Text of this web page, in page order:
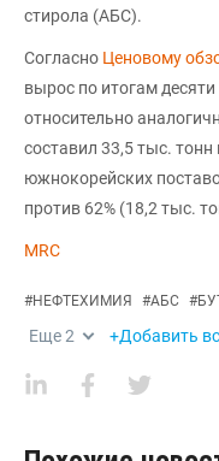
стирола (АБС).
Согласно Ценовому
вырос по итогам
относительно
составил 33,5 тыс.
южнокорейских
против 62% (18,2 тыс.
MRC
#НЕФТЕХИМИЯ #АБС #
Еще2 +Добавить